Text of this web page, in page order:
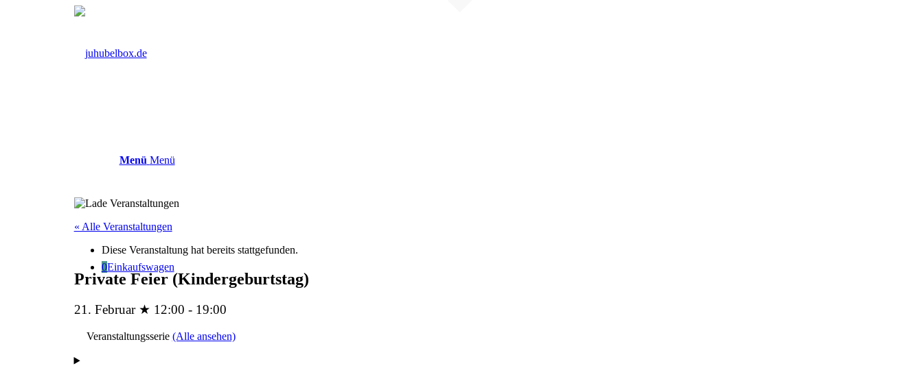
Menü Menü
0Einkaufswagen
« Alle Veranstaltungen
Diese Veranstaltung hat bereits stattgefunden.
Private Feier (Kindergeburtstag)
21. Februar ★ 12:00 - 19:00
Veranstaltungsserie (Alle ansehen)